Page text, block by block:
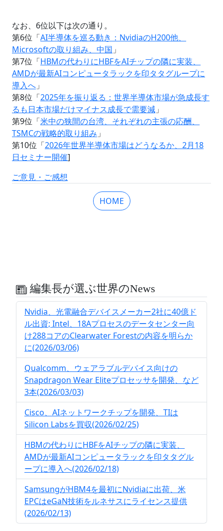
なお、6位以下は次の通り。
第6位「AI半導体を巡る動き：NvidiaのH200他、
Microsoftの取り組み、中国」
第7位「HBMの代わりにHBFをAIチップの隣に実装、
AMDが最新AIコンピュータラックを印タタグループに
導入へ」
第8位「2025年を振り返る：世界半導体市場が急成長す
るも日本市場だけマイナス成長で需要減」
第9位「米中の狭間の台湾、それぞれの主張の応酬、
TSMCの戦略的取り組み」
第10位「2026年世界半導体市場はどうなるか、2月18
日セミナー開催]
ご意見・ご感想
HOME
編集長が選ぶ世界のNews
Nvidia、光電融合デバイスメーカー2社に40億ド
ル出資; Intel、18Aプロセスのデータセンター向
け288コアのClearwater Forestの内容を明らか
に(2026/03/06)
Qualcomm、ウェアラブルデバイス向けの
Snapdragon Wear Eliteプロセッサを開発、など
3本(2026/03/03)
Cisco、AIネットワークチップを開発、TIは
Silicon Labsを買収(2026/02/25)
HBMの代わりにHBFをAIチップの隣に実装、
AMDが最新AIコンピュータラックを印タタグル
ープに導入へ(2026/02/18)
SamsungがHBM4を最初にNvidiaに出荷、米
EPCはeGaN技術をルネサスにライセンス提供
(2026/02/13)